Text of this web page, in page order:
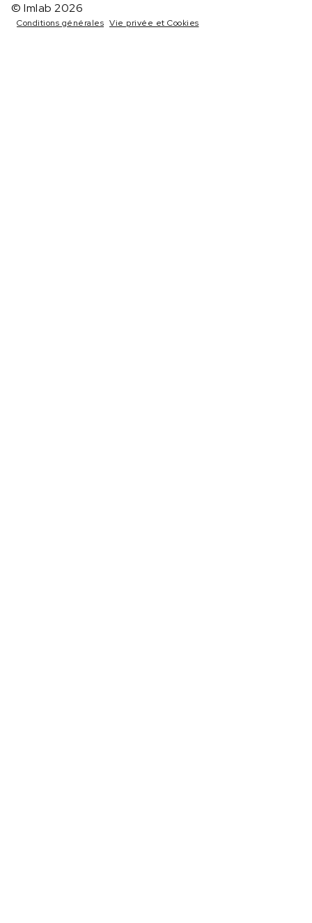
© Imlab 2026
Conditions générales Vie privée et Cookies